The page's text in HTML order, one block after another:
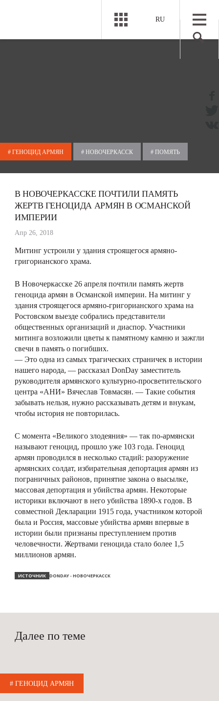
RU
# ГЕНОЦИД АРМЯН # НОВОЧЕРКАССК # ПОМЯТЬ
В НОВОЧЕРКАССКЕ ПОЧТИЛИ ПАМЯТЬ
ЖЕРТВ ГЕНОЦИДА АРМЯН В ОСМАНСКОЙ
ИМПЕРИИ
Апр 26, 2018
Митинг устроили у здания строящегося армяно-
григорианского храма.
В Новочеркасске 26 апреля почтили память жертв
геноцида армян в Османской империи. На митинг у
здания строящегося армяно-григорианского храма на
Ростовском выезде собрались представители
общественных организаций и диаспор. Участники
митинга возложили цветы к памятному камню и зажгли
свечи в память о погибших.
— Это одна из самых трагических страничек в истории
нашего народа, — рассказал DonDay заместитель
руководителя армянского культурно-просветительского
центра «АНИ» Вячеслав Товмасян. — Такие события
забывать нельзя, нужно рассказывать детям и внукам,
чтобы история не повторилась.
С момента «Великого злодеяния» — так по-армянски
называют геноцид, прошло уже 103 года. Геноцид
армян проводился в несколько стадий: разоружение
армянских солдат, избирательная депортация армян из
пограничных районов, принятие закона о высылке,
массовая депортация и убийства армян. Некоторые
историки включают в него убийства 1890-х годов. В
совместной Декларации 1915 года, участником которой
была и Россия, массовые убийства армян впервые в
истории были признаны преступлением против
человечности. Жертвами геноцида стало более 1,5
миллионов армян.
ИСТОЧНИК DONDAY - НОВОЧЕРКАССК
Далее по теме
# ГЕНОЦИД АРМЯН